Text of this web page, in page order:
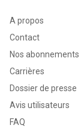
A propos
Contact
Nos abonnements
Carrières
Dossier de presse
Avis utilisateurs
FAQ